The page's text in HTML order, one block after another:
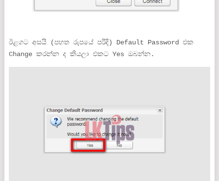
ඊළගට අසයි (පහත රුපයේ පරිදි) Default Password එක
Change කරන්න ද කියලා එකට Yes ඔබන්න.